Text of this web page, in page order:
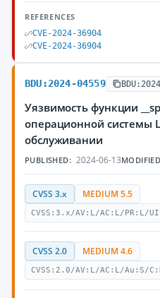
REFERENCES
CVE-2024-36904
CVE-2024-36904
BDU:2024-04559
Уязвимость функции
операционной системы
обслуживании
PUBLISHED: 2024-06-13
CVSS 3.x MEDIUM 5.5
CVSS:3.x/AV:L/AC:L/PR:L/
CVSS 2.0 MEDIUM 4.6
CVSS:2.0/AV:L/AC:L/Au:S/